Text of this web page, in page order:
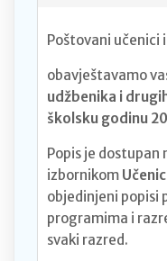
Poštovani učenici
obavještavamo
udžbenika i
školsku godinu
Popis je dostupan
izbornikom
objedinjeni popisi
programima i
svaki razred.